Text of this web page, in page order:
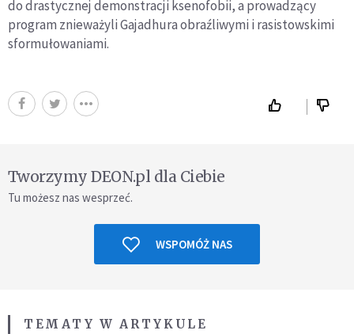
do drastycznej demonstracji ksenofobii, a prowadzący
program znieważyli Gajadhura obraźliwymi i rasistowskimi
sformułowaniami.
Tworzymy DEON.pl dla Ciebie
Tu możesz nas wesprzeć.
WSPOMÓŻ NAS
TEMATY W ARTYKULE